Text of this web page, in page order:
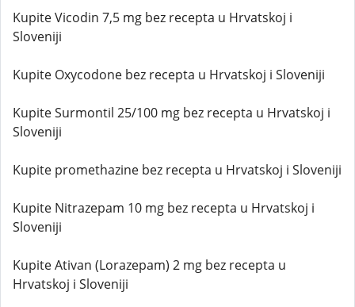
Kupite Vicodin 7,5 mg bez recepta u Hrvatskoj i
Sloveniji
Kupite Oxycodone bez recepta u Hrvatskoj i Sloveniji
Kupite Surmontil 25/100 mg bez recepta u Hrvatskoj i
Sloveniji
Kupite promethazine bez recepta u Hrvatskoj i Sloveniji
Kupite Nitrazepam 10 mg bez recepta u Hrvatskoj i
Sloveniji
Kupite Ativan (Lorazepam) 2 mg bez recepta u
Hrvatskoj i Sloveniji